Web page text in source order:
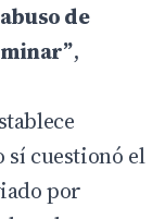
de
,
sí cuestionó el
por